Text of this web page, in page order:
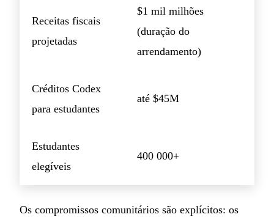
Receitas fiscais
projetadas
$1 mil milhões
(duração do
arrendamento)
Créditos Codex
para estudantes
até $45M
Estudantes
elegíveis
400 000+
Os compromissos comunitários são explícitos: os